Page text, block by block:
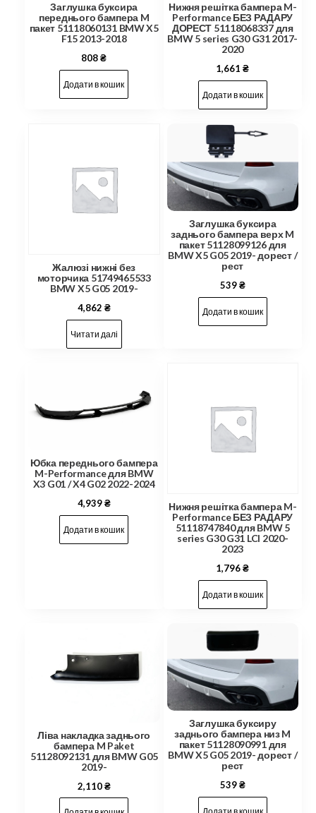
Заглушка буксира
переднього бампера M
пакет 51118060131 BMW X5
F15 2013-2018
808₴
Додати в кошик
Нижня решітка бампера M-
Performance БЕЗ РАДАРУ
ДОРЕСТ 51118068337 для
BMW 5 series G30 G31 2017-
2020
1,661₴
Додати в кошик
Жалюзі нижні без
моторчика 51749465533
BMW X5 G05 2019-
4,862 ₴
Читати далі
Заглушка буксира
заднього бампера верх M
пакет 51128099126 для
BMW X5 G05 2019- дорест /
рест
539₴
Додати в кошик
Юбка переднього бампера
M-Performance для BMW
X3 G01 / X4 G02 2022-2024
4,939₴
Додати в кошик
Нижня решітка бампера M-
Performance БЕЗ РАДАРУ
51118747840 для BMW 5
series G30 G31 LCI 2020-
2023
1,796₴
Додати в кошик
Ліва накладка заднього
бампера M Paket
51128092131 для BMW G05
2019-
2,110₴
Заглушка буксиру
заднього бампера низ M
пакет 51128090991 для
BMW X5 G05 2019- дорест /
рест
539₴